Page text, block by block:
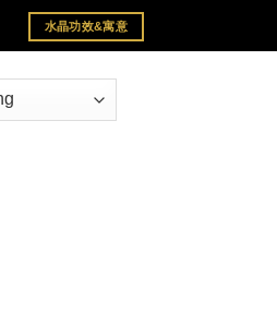
水晶功效&寓意